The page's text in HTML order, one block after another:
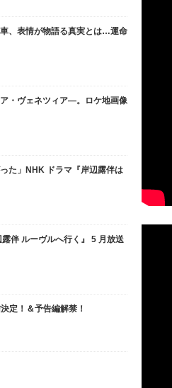
、表情が物語る真実とは…運命
・ヴェネツィア―。ロケ地画像
た」NHK ドラマ『岸辺露伴は
伴 ルーヴルへ行く』 5 月放送
定！＆予告編解禁！